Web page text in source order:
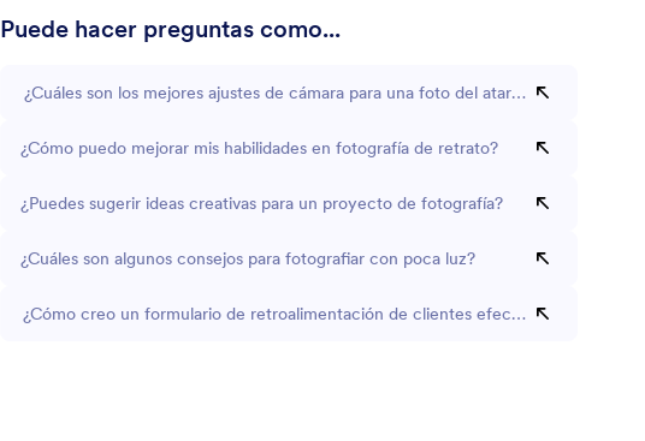
Puede hacer preguntas como...
¿Cuáles son los mejores ajustes de cámara para una foto del atardecer?
¿Cómo puedo mejorar mis habilidades en fotografía de retrato?
¿Puedes sugerir ideas creativas para un proyecto de fotografía?
¿Cuáles son algunos consejos para fotografiar con poca luz?
¿Cómo creo un formulario de retroalimentación de clientes efectivo para mi